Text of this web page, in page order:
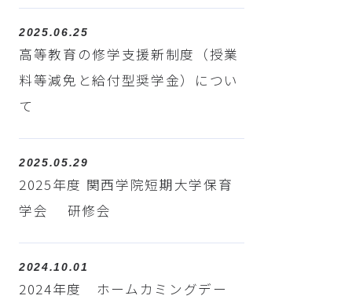
2025.06.25
高等教育の修学支援新制度（授業
料等減免と給付型奨学金）につい
て
2025.05.29
2025年度 関西学院短期大学保育
学会 研修会
2024.10.01
2024年度 ホームカミングデー